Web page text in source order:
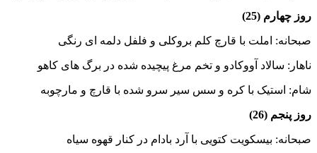
روز چهارم (25)
صبحانه: املت با قارچ کلم بروکلی و فلفل دلمه ای رنگی
ناهار: سالاد آووکادو و تخم مرغ پیچیده شده در برگ های کاهو
شام: استیک با کره و سس سیر سرو شده با قارچ و مارچوبه
روز پنجم (26)
صبحانه: بیسکویت کتویی با آرد بادام در کنار قهوه سیاه